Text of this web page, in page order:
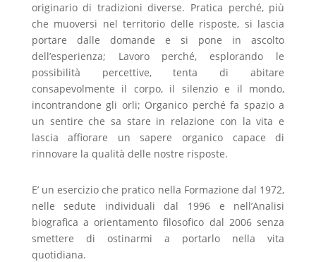
originario di tradizioni diverse. Pratica perché, più
che muoversi nel territorio delle risposte, si lascia
portare dalle domande e si pone in ascolto
dell’esperienza; Lavoro perché, esplorando le
possibilità percettive, tenta di abitare
consapevolmente il corpo, il silenzio e il mondo,
incontrandone gli orli; Organico perché fa spazio a
un sentire che sa stare in relazione con la vita e
lascia affiorare un sapere organico capace di
rinnovare la qualità delle nostre risposte.
E’ un esercizio che pratico nella Formazione dal 1972,
nelle sedute individuali dal 1996 e nell’Analisi
biografica a orientamento filosofico dal 2006 senza
smettere di ostinarmi a portarlo nella vita
quotidiana.